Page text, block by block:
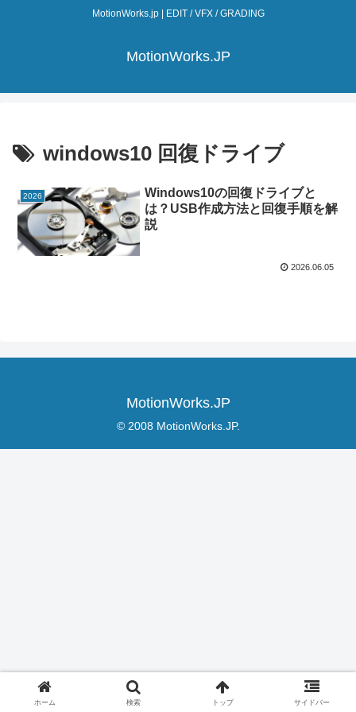
MotionWorks.jp | EDIT / VFX / GRADING
MotionWorks.JP
windows10 回復ドライブ
2026
Windows10の回復ドライブと
は？USB作成方法と回復手順を解
説
2026.06.05
MotionWorks.JP
© 2008 MotionWorks.JP.
ホーム 検索 トップ サイドバー